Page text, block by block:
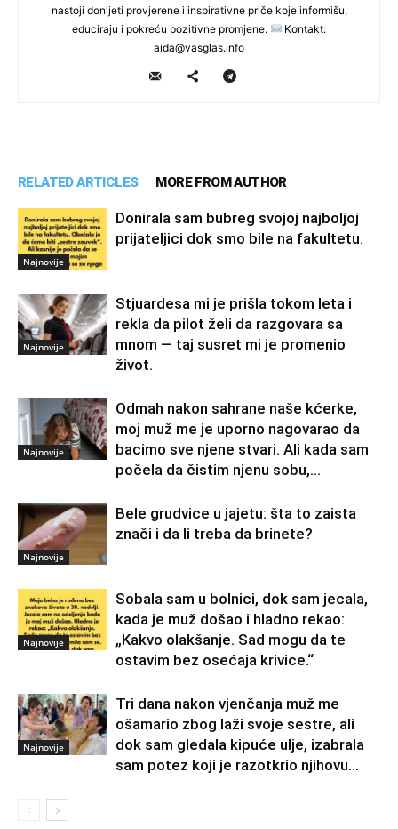
nastoji donijeti provjerene i inspirativne priče koje informišu,
educiraju i pokreću pozitivne promjene.
Kontakt:
aida@vasglas.info
RELATED ARTICLES MORE FROM AUTHOR
Najnovije
Donirala sam bubreg svojoj najboljoj
prijateljici dok smo bile na fakultetu.
Najnovije
Stjuardesa mi je prišla tokom leta i
rekla da pilot želi da razgovara sa
mnom — taj susret mi je promenio
život.
Najnovije
Odmah nakon sahrane naše kćerke,
moj muž me je uporno nagovarao da
bacimo sve njene stvari. Ali kada sam
počela da čistim njenu sobu,...
Najnovije
Bele grudvice u jajetu: šta to zaista
znači i da li treba da brinete?
Najnovije
Sobala sam u bolnici, dok sam jecala,
kada je muž došao i hladno rekao:
„Kakvo olakšanje. Sad mogu da te
ostavim bez osećaja krivice.“
Najnovije
Tri dana nakon vjenčanja muž me
ošamario zbog laži svoje sestre, ali
dok sam gledala kipuće ulje, izabrala
sam potez koji je razotkrio njihovu...